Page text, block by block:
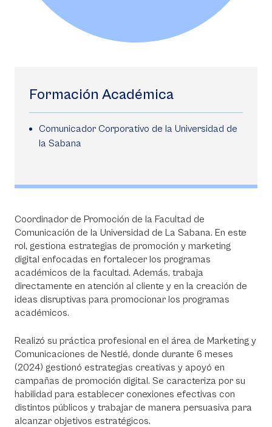
Formación Académica
Comunicador Corporativo de la Universidad de
la Sabana
Coordinador de Promoción de la Facultad de
Comunicación de la Universidad de La Sabana. En este
rol, gestiona estrategias de promoción y marketing
digital enfocadas en fortalecer los programas
académicos de la facultad. Además, trabaja
directamente en atención al cliente y en la creación de
ideas disruptivas para promocionar los programas
académicos.
Realizó su práctica profesional en el área de Marketing y
Comunicaciones de Nestlé, donde durante 6 meses
(2024) gestionó estrategias creativas y apoyó en
campañas de promoción digital. Se caracteriza por su
habilidad para establecer conexiones efectivas con
distintos públicos y trabajar de manera persuasiva para
alcanzar objetivos estratégicos.